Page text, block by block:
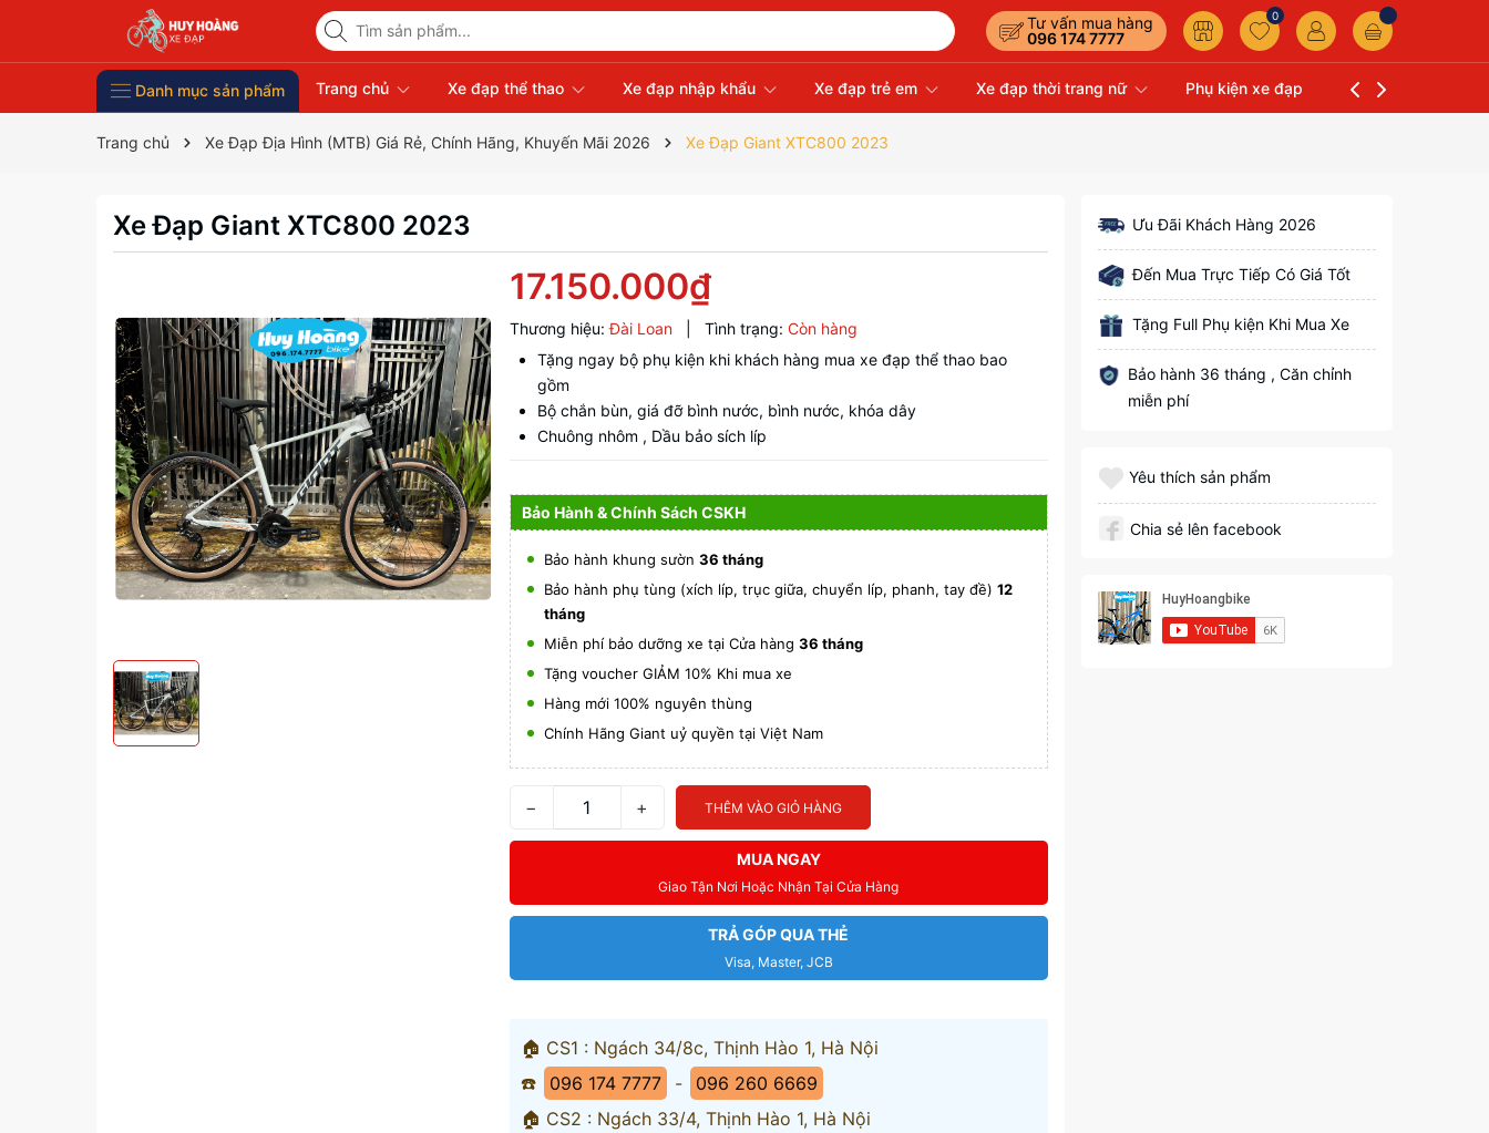
Tư vấn mua hàng
096 174 7777
0
Danh mục sản phẩm Trang chủ Xe đạp thể thao Xe đạp nhập khẩu Xe đạp trẻ em Xe đạp thời trang nữ Phụ kiện xe đạp Liên hệ
Trang chủ Xe Đạp Địa Hình (MTB) Giá Rẻ, Chính Hãng, Khuyến Mãi 2026 Xe Đạp Giant XTC800 2023
Xe Đạp Giant XTC800 2023
17.150.000₫
Thương hiệu: Đài Loan Tình trạng: Còn hàng
Tặng ngay bộ phụ kiện khi khách hàng mua xe đạp thể thao bao
gồm
Bộ chắn bùn, giá đỡ bình nước, bình nước, khóa dây
Chuông nhôm , Dầu bảo sích líp
Bảo Hành & Chính Sách CSKH
Bảo hành khung sườn 36 tháng
Bảo hành phụ tùng (xích líp, trục giữa, chuyển líp, phanh, tay đề) 12
tháng
Miễn phí bảo dưỡng xe tại Cửa hàng 36 tháng
Tặng voucher GIẢM 10% Khi mua xe
Hàng mới 100% nguyên thùng
Chính Hãng Giant uỷ quyền tại Việt Nam
− + THÊM VÀO GIỎ HÀNG
MUA NGAY
Giao Tận Nơi Hoặc Nhận Tại Cửa Hàng
TRẢ GÓP QUA THẺ
Visa, Master, JCB
🏠 CS1 : Ngách 34/8c, Thịnh Hào 1, Hà Nội
☎️
096 174 7777 -
096 260 6669
🏠 CS2 : Ngách 33/4, Thịnh Hào 1, Hà Nội
Ưu Đãi Khách Hàng 2026
Đến Mua Trực Tiếp Có Giá Tốt
Tặng Full Phụ kiện Khi Mua Xe
Bảo hành 36 tháng , Căn chỉnh
miễn phí
Yêu thích sản phẩm
Chia sẻ lên facebook